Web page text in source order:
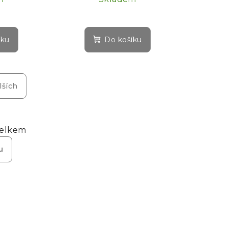
Do košíku